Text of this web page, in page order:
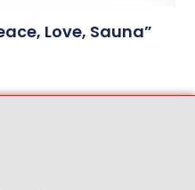
Love, Sauna”